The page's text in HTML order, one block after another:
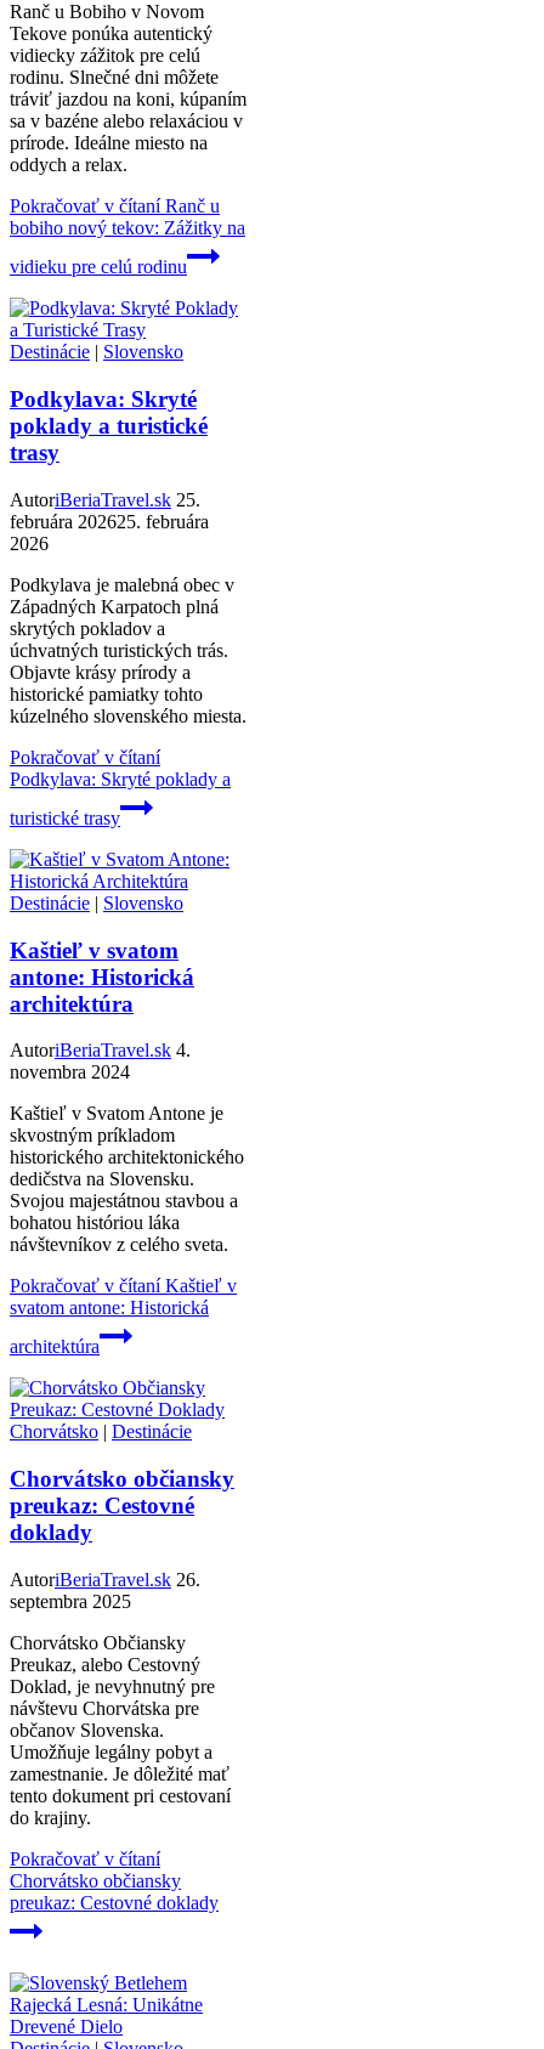
Ranč u Bobiho v Novom
Tekove ponúka autentický
vidiecky zážitok pre celú
rodinu. Slnečné dni môžete
tráviť jazdou na koni, kúpaním
sa v bazéne alebo relaxáciou v
prírode. Ideálne miesto na
oddych a relax.
Pokračovať v čítaníRanč u
bobiho nový tekov: Zážitky na
vidieku pre celú rodinu
Destinácie | Slovensko
Podkylava: Skryté
poklady a turistické
trasy
AutoriBeriaTravel.sk 25.
februára 202625. februára
2026
Podkylava je malebná obec v
Západných Karpatoch plná
skrytých pokladov a
úchvatných turistických trás.
Objavte krásy prírody a
historické pamiatky tohto
kúzelného slovenského miesta.
Pokračovať v čítaní
Podkylava: Skryté poklady a
turistické trasy
Destinácie | Slovensko
Kaštieľ v svatom
antone: Historická
architektúra
AutoriBeriaTravel.sk 4.
novembra 2024
Kaštieľ v Svatom Antone je
skvostným príkladom
historického architektonického
dedičstva na Slovensku.
Svojou majestátnou stavbou a
bohatou históriou láka
návštevníkov z celého sveta.
Pokračovať v čítaníKaštieľ v
svatom antone: Historická
architektúra
Chorvátsko | Destinácie
Chorvátsko občiansky
preukaz: Cestovné
doklady
AutoriBeriaTravel.sk 26.
septembra 2025
Chorvátsko Občiansky
Preukaz, alebo Cestovný
Doklad, je nevyhnutný pre
návštevu Chorvátska pre
občanov Slovenska.
Umožňuje legálny pobyt a
zamestnanie. Je dôležité mať
tento dokument pri cestovaní
do krajiny.
Pokračovať v čítaní
Chorvátsko občiansky
preukaz: Cestovné doklady